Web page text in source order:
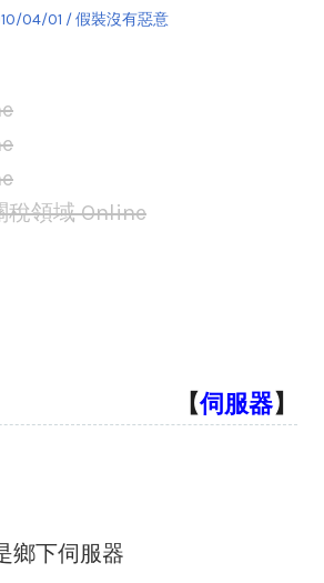
04/01
Posted
假裝沒有惡意
稅領域 Online
【伺服器】
鄉下伺服器